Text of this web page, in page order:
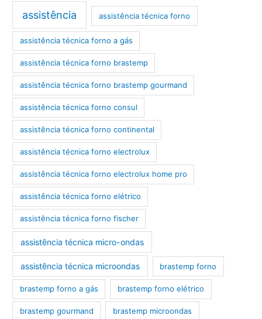
assistência assistência técnica forno
assistência técnica forno a gás
assistência técnica forno brastemp
assistência técnica forno brastemp gourmand
assistência técnica forno consul
assistência técnica forno continental
assistência técnica forno electrolux
assistência técnica forno electrolux home pro
assistência técnica forno elétrico
assistência técnica forno fischer
assistência técnica micro-ondas
assistência técnica microondas brastemp forno
brastemp forno a gás brastemp forno elétrico
brastemp gourmand brastemp microondas